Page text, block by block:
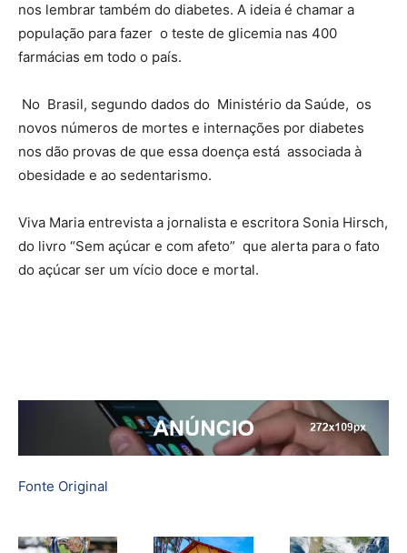
nos lembrar também do diabetes. A ideia é chamar a
população para fazer o teste de glicemia nas 400
farmácias em todo o país.
No Brasil, segundo dados do Ministério da Saúde, os
novos números de mortes e internações por diabetes
nos dão provas de que essa doença está associada à
obesidade e ao sedentarismo.
Viva Maria entrevista a jornalista e escritora Sonia Hirsch,
do livro “Sem açúcar e com afeto” que alerta para o fato
do açúcar ser um vício doce e mortal.
Fonte Original